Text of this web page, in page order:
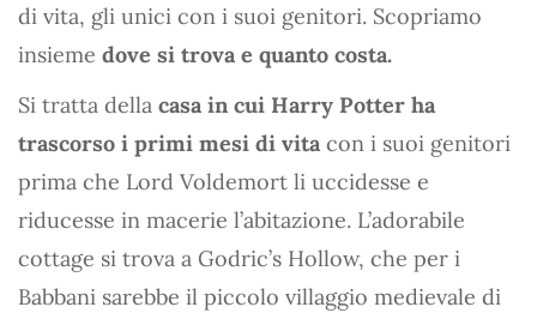
di vita, gli unici con i suoi genitori. Scopriamo
insieme dove si trova e quanto costa.
Si tratta della casa in cui Harry Potter ha
trascorso i primi mesi di vita con i suoi genitori
prima che Lord Voldemort li uccidesse e
riducesse in macerie l’abitazione. L’adorabile
cottage si trova a Godric’s Hollow, che per i
Babbani sarebbe il piccolo villaggio medievale di